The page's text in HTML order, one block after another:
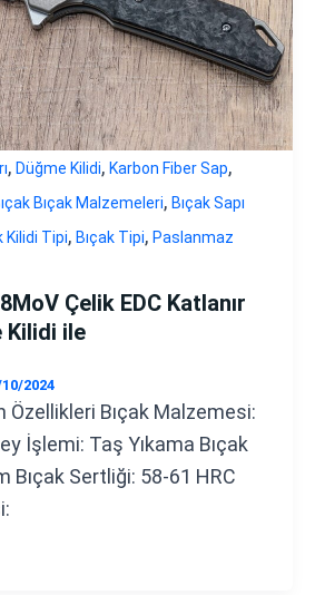
, Düğme Kilidi, Karbon Fiber Sap,
Bıçak Malzemeleri, Bıçak Sapı
Kilidi Tipi, Bıçak Tipi, Paslanmaz
Çelik EDC Katlanır
Kilidi ile
2024
Özellikleri Bıçak Malzemesi:
İşlemi: Taş Yıkama Bıçak
Bıçak Sertliği: 58-61 HRC